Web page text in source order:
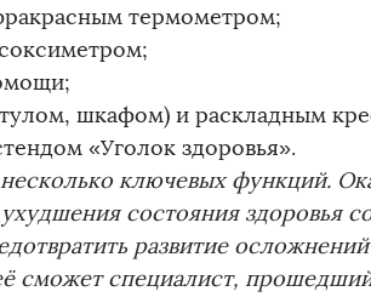
термометром;
шкафом) и раскладным
«Уголок здоровья».
ключевых функций.
состояния здоровья
развитие
сможет специалист,